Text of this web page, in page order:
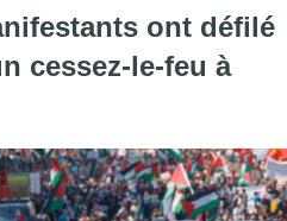
ont défilé
cessez-le-feu à